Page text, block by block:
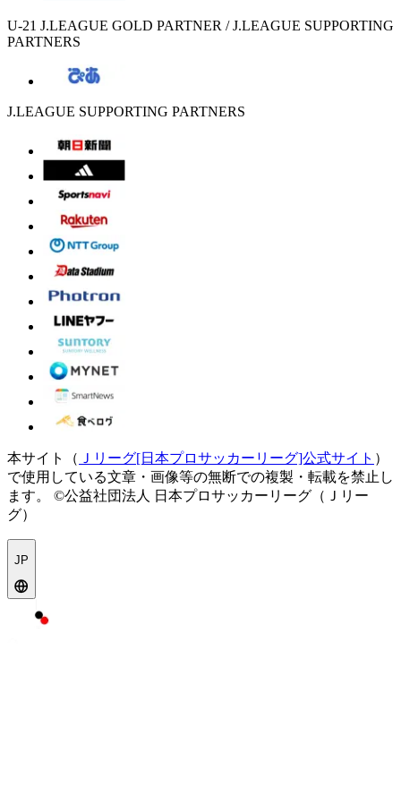
U-21 J.LEAGUE GOLD PARTNER / J.LEAGUE SUPPORTING
PARTNERS
J.LEAGUE SUPPORTING PARTNERS
本サイト（ Ｊリーグ[日本プロサッカーリーグ]公式サイト ）
で使用している文章・画像等の無断での複製・転載を禁止し
ます。
©公益社団法人 日本プロサッカーリーグ（Ｊリー
グ）
JP